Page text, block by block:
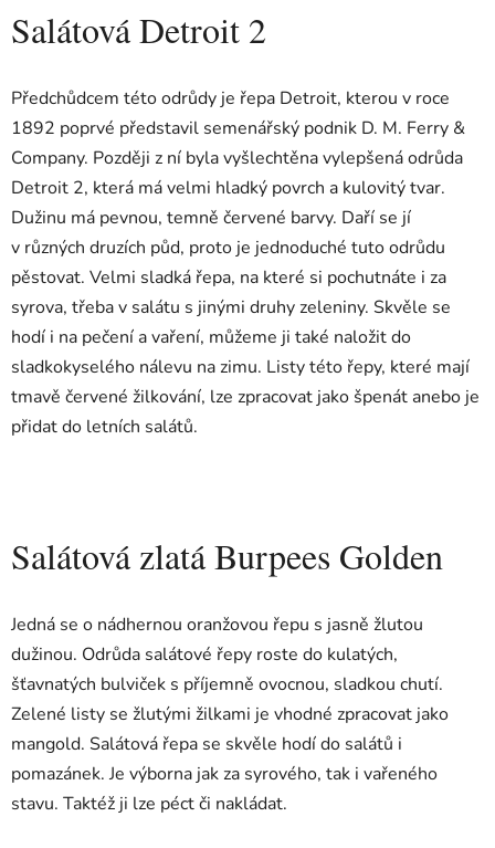
Salátová Detroit 2
Předchůdcem této odrůdy je řepa Detroit, kterou v roce
1892 poprvé představil semenářský podnik D. M. Ferry &
Company. Později z ní byla vyšlechtěna vylepšená odrůda
Detroit 2, která má velmi hladký povrch a kulovitý tvar.
Dužinu má pevnou, temně červené barvy. Daří se jí
v různých druzích půd, proto je jednoduché tuto odrůdu
pěstovat. Velmi sladká řepa, na které si pochutnáte i za
syrova, třeba v salátu s jinými druhy zeleniny. Skvěle se
hodí i na pečení a vaření, můžeme ji také naložit do
sladkokyselého nálevu na zimu. Listy této řepy, které mají
tmavě červené žilkování, lze zpracovat jako špenát anebo je
přidat do letních salátů.
Salátová zlatá Burpees Golden
Jedná se o nádhernou oranžovou řepu s jasně žlutou
dužinou. Odrůda salátové řepy roste do kulatých,
šťavnatých bulviček s příjemně ovocnou, sladkou chutí.
Zelené listy se žlutými žilkami je vhodné zpracovat jako
mangold. Salátová řepa se skvěle hodí do salátů i
pomazánek. Je výborna jak za syrového, tak i vařeného
stavu. Taktéž ji lze péct či nakládat.